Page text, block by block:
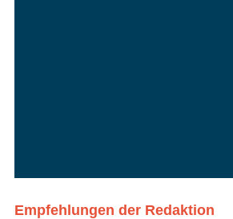
Empfehlungen der Redaktion